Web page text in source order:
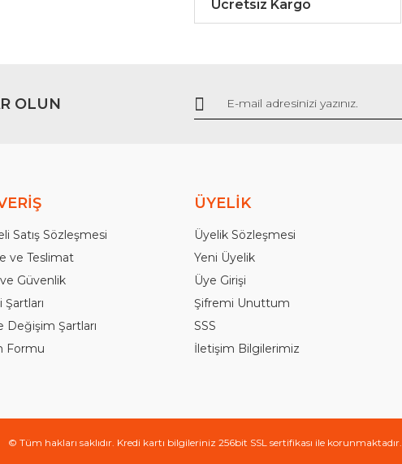
Gönder
Ücretsiz Kargo
OLUN
Satış Sözleşmesi
ve Teslimat
Güvenlik
Şartları
Değişim Şartları
Formu
ÜYELİK
Üyelik Sözleşmesi
Yeni Üyelik
Üye Girişi
Şifremi Unuttum
SSS
İletişim Bilgilerimiz
© Tüm hakları saklıdır. Kredi kartı bilgileriniz 256bit SSL sertifikası ile korunmaktadır.